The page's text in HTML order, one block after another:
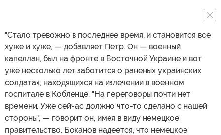
"Стало тревожно в последнее время, и становится все
хуже и хуже, — добавляет Петр. Он — военный
капеллан, был на фронте в Восточной Украине и вот
уже несколько лет заботится о раненых украинских
солдатах, находящихся на излечении в военном
госпитале в Кобленце. "На переговоры почти нет
времени. Уже сейчас должно что-то сделано с нашей
стороны", — говорит он, имея в виду немецкое
правительство. Боканов надеется, что немецкое